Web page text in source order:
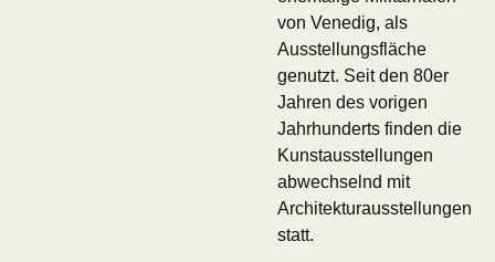
von Venedig, als
Ausstellungsfläche
genutzt. Seit den 80er
Jahren des vorigen
Jahrhunderts finden die
Kunstausstellungen
abwechselnd mit
Architekturausstellungen
statt.